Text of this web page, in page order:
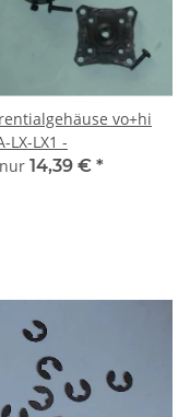
vo+hi
LX-LX1 -
14,39 € *